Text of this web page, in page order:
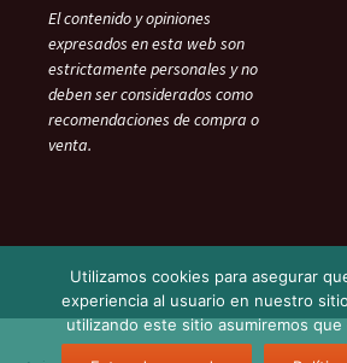
El contenido y opiniones
expresados en esta web son
estrictamente personales y no
deben ser considerados como
recomendaciones de compra o
venta.
Utilizamos cookies para asegurar
experiencia al usuario en nuestro
utilizando este sitio asumiremos